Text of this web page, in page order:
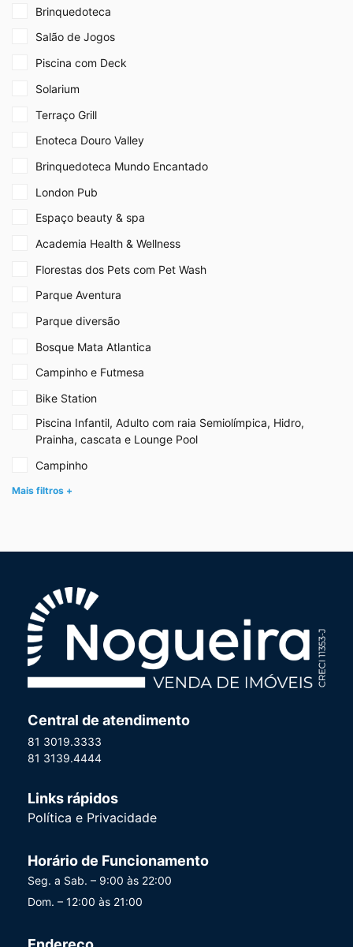
Brinquedoteca
Salão de Jogos
Piscina com Deck
Solarium
Terraço Grill
Enoteca Douro Valley
Brinquedoteca Mundo Encantado
London Pub
Espaço beauty & spa
Academia Health & Wellness
Florestas dos Pets com Pet Wash
Parque Aventura
Parque diversão
Bosque Mata Atlantica
Campinho e Futmesa
Bike Station
Piscina Infantil, Adulto com raia Semiolímpica, Hidro,
Prainha, cascata e Lounge Pool
Campinho
Mais filtros +
Central de atendimento
81 3019.3333
81 3139.4444
Links rápidos
Política e Privacidade
Horário de Funcionamento
Seg. a Sab. – 9:00 às 22:00
Dom. – 12:00 às 21:00